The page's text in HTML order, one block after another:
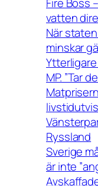
vatten
När
minskar
MP. ”Tar
Ryssland
Sverige
är inte